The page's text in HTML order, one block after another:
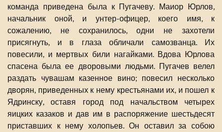
команда приведена была к Пугачеву. Маиор Юрлов,
начальник оной, и унтер-офицер, коего имя, к
сожалению, не сохранилось, одни не захотели
присягнуть, и в глаза обличали самозванца. Их
повесили, и мертвых били нагайками. Вдова Юрлова
спасена была ее дворовыми людьми. Пугачев велел
раздать чувашам казенное вино; повесил несколько
дворян, приведенных к нему крестьянами их, и пошел к
Ядринску, оставя город под начальством четырех
яицких казаков и дав им в распоряжение шестьдесят
приставших к нему холопьев. Он оставил за собою